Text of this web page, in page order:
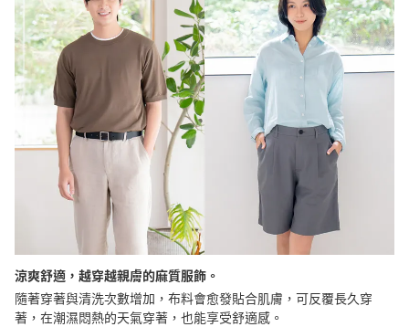
涼爽舒適，越穿越親膚的麻質服飾。
隨著穿著與清洗次數增加，布料會愈發貼合肌膚，可反覆長久穿
著，在潮濕悶熱的天氣穿著，也能享受舒適感。